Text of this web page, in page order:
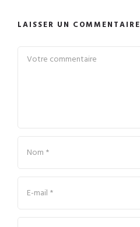
LAISSER UN COMMENTAIRE